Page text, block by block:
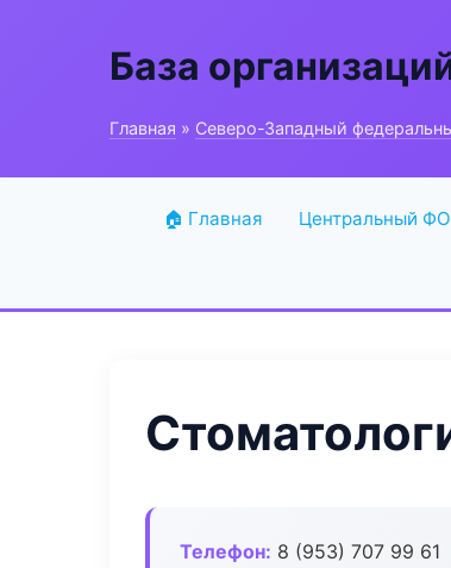
База
Главная » Северо-Западный
🏠 Главная Центральный ФО
Телефон: 8 (953) 707 99 61